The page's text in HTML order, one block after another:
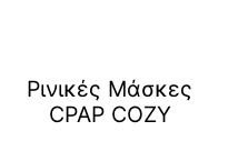
Ρινικές Μάσκες
CPAP COZY